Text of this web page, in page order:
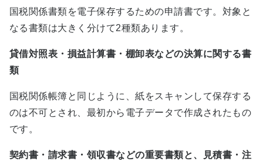
国税関係書類を電子保存するための申請書です。対象と
なる書類は大きく分けて2種類あります。
貸借対照表・損益計算書・棚卸表などの決算に関する書
類
国税関係帳簿と同じように、紙をスキャンして保存する
のは不可とされ、最初から電子データで作成されたもの
です。
契約書・請求書・領収書などの重要書類と、見積書・注